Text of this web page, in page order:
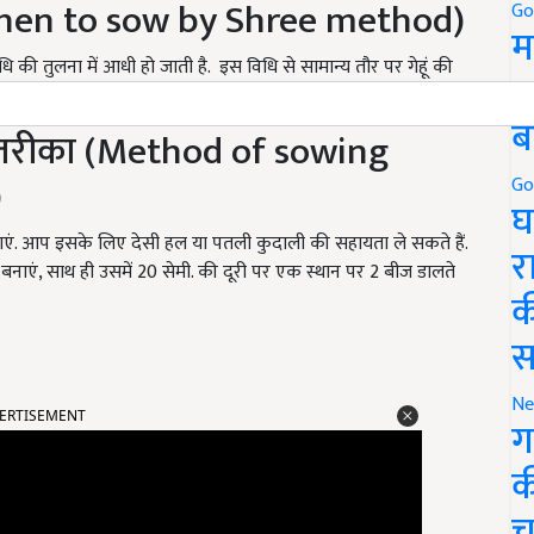
to sow by Shree method)
की तुलना में आधी हो जाती है. इस विधि से सामान्य तौर पर गेहूं की
(Method of sowing
आप इसके लिए देसी हल या पतली कुदाली की सहायता ले सकते हैं.
साथ ही उसमें 20 सेमी. की दूरी पर एक स्थान पर 2 बीज डालते